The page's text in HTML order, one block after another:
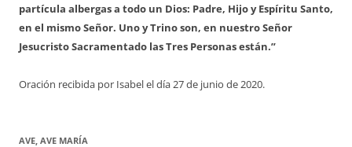
partícula albergas a todo un Dios: Padre, Hijo y Espíritu Santo,
en el mismo Señor. Uno y Trino son, en nuestro Señor
Jesucristo Sacramentado las Tres Personas están.”
Oración recibida por Isabel el día 27 de junio de 2020.
AVE, AVE MARÍA